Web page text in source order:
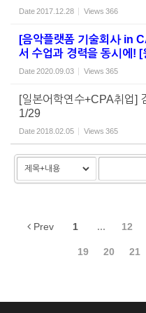
Date2017.12.28 Views 366
[음악플랫폼 기술회사 in
서 수업과 경력을 동시에! [
Date2020.09.03 Views 365
[일본어학연수+CPA취업]
1/29
Date2018.02.05 Views 365
Prev 1 ... 12
19 20 21